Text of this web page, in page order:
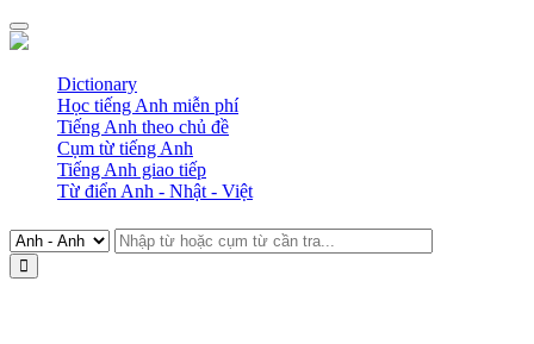
Dictionary
Học tiếng Anh miễn phí
Tiếng Anh theo chủ đề
Cụm từ tiếng Anh
Tiếng Anh giao tiếp
Từ điển Anh - Nhật - Việt